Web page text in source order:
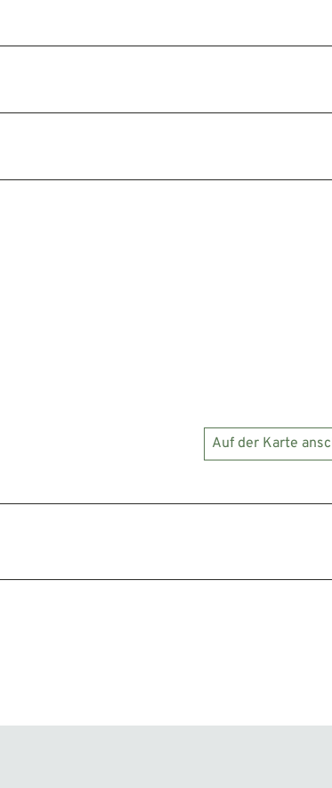
Auf der Karte